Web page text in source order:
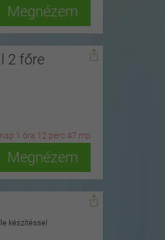
Megnézem
2 főre
nap 1 óra 12 perc46 mp
Megnézem
készítéssel